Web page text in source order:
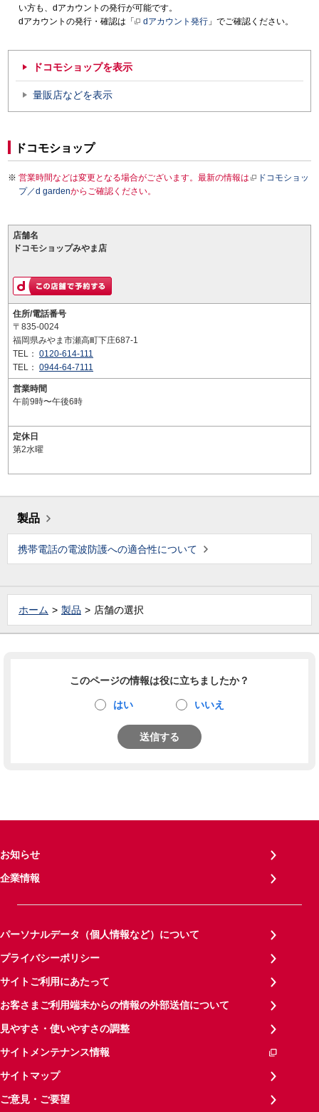
い方も、dアカウントの発行が可能です。
dアカウントの発行・確認は「
dアカウント発行 」でご確認ください。
ドコモショップを表示
量販店などを表示
ドコモショップ
営業時間などは変更となる場合がございます。最新の情報は
ドコモショッ
プ／d gardenからご確認ください。
店舗名
ドコモショップみやま店
住所/電話番号
〒835-0024
福岡県みやま市瀬高町下庄687-1
TEL： 0120-614-111
TEL： 0944-64-7111
営業時間
午前9時〜午後6時
定休日
第2水曜
製品
携帯電話の電波防護への適合性について
ホーム 製品 店舗の選択
このページの情報は役に立ちましたか？
はい いいえ
送信する
お知らせ
企業情報
パーソナルデータ（個人情報など）について
プライバシーポリシー
サイトご利用にあたって
お客さまご利用端末からの情報の外部送信について
見やすさ・使いやすさの調整
サイトメンテナンス情報
サイトマップ
ご意見・ご要望